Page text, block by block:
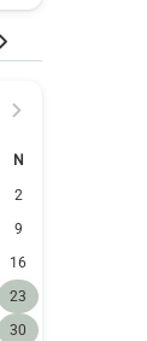
N
2
9
16
23
30